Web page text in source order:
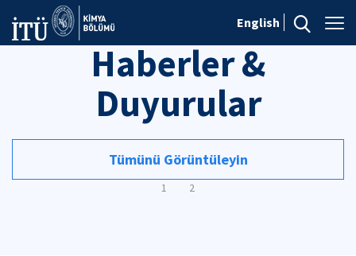
English
Haberler &
Duyurular
Tümünü Görüntüleyin
1 2